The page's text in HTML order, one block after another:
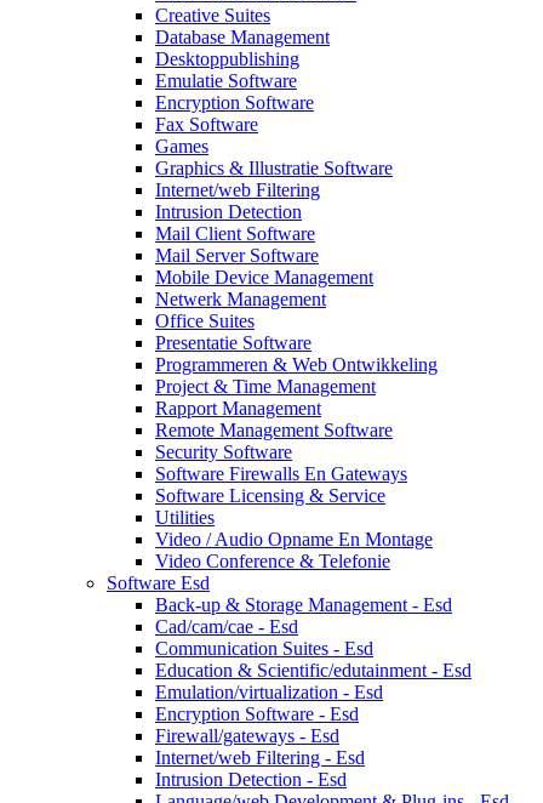
Creative Suites
Database Management
Desktoppublishing
Emulatie Software
Encryption Software
Fax Software
Games
Graphics & Illustratie Software
Internet/web Filtering
Intrusion Detection
Mail Client Software
Mail Server Software
Mobile Device Management
Netwerk Management
Office Suites
Presentatie Software
Programmeren & Web Ontwikkeling
Project & Time Management
Rapport Management
Remote Management Software
Security Software
Software Firewalls En Gateways
Software Licensing & Service
Utilities
Video / Audio Opname En Montage
Video Conference & Telefonie
Software Esd
Back-up & Storage Management - Esd
Cad/cam/cae - Esd
Communication Suites - Esd
Education & Scientific/edutainment - Esd
Emulation/virtualization - Esd
Encryption Software - Esd
Firewall/gateways - Esd
Internet/web Filtering - Esd
Intrusion Detection - Esd